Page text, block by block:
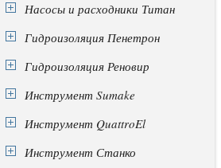
Насосы и расходники Титан
Гидроизоляция Пенетрон
Гидроизоляция Реновир
Инструмент Sumake
Инструмент QuattroEl
Инструмент Станко